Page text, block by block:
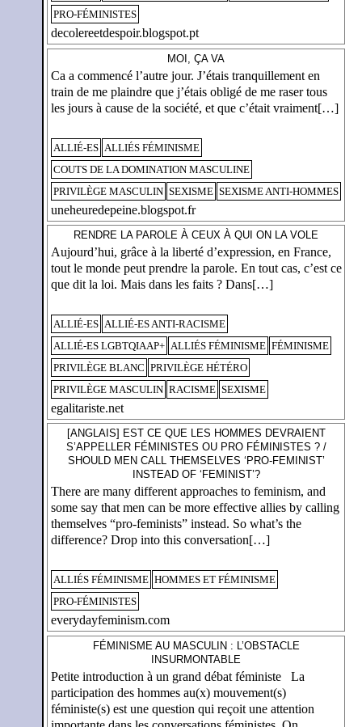
PRO-FÉMINISTES
decolereetdespoir.blogspot.pt
MOI, ÇA VA
Ca a commencé l’autre jour. J’étais tranquillement en
train de me plaindre que j’étais obligé de me raser tous
les jours à cause de la société, et que c’était vraiment[…]
ALLIÉ-ES ALLIÉS FÉMINISME
COUTS DE LA DOMINATION MASCULINE
PRIVILÈGE MASCULIN SEXISME SEXISME ANTI-HOMMES
uneheuredepeine.blogspot.fr
RENDRE LA PAROLE À CEUX À QUI ON LA VOLE
Aujourd’hui, grâce à la liberté d’expression, en France,
tout le monde peut prendre la parole. En tout cas, c’est ce
que dit la loi. Mais dans les faits ? Dans[…]
ALLIÉ-ES ALLIÉ-ES ANTI-RACISME
ALLIÉ-ES LGBTQIAAP+ ALLIÉS FÉMINISME FÉMINISME
PRIVILÈGE BLANC PRIVILÈGE HÉTÉRO
PRIVILÈGE MASCULIN RACISME SEXISME
egalitariste.net
[ANGLAIS] EST CE QUE LES HOMMES DEVRAIENT
S’APPELLER FÉMINISTES OU PRO FÉMINISTES ? /
SHOULD MEN CALL THEMSELVES ‘PRO-FEMINIST’
INSTEAD OF ‘FEMINIST’?
There are many different approaches to feminism, and
some say that men can be more effective allies by calling
themselves “pro-feminists” instead. So what’s the
difference? Drop into this conversation[…]
ALLIÉS FÉMINISME HOMMES ET FÉMINISME
PRO-FÉMINISTES
everydayfeminism.com
FÉMINISME AU MASCULIN : L’OBSTACLE
INSURMONTABLE
Petite introduction à un grand débat féministe La
participation des hommes au(x) mouvement(s)
féministe(s) est une question qui reçoit une attention